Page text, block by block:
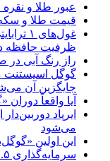
عبور طلا و
قیمت طلا و سکه
ظرفیت حافظه
راز رنگ آبی در
گوگل اسیستنت
جایگزین آن
آیا واقعاً
می‌شود
این اولین